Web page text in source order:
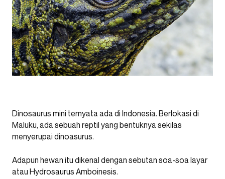
Dinosaurus mini ternyata ada di Indonesia. Berlokasi di
Maluku, ada sebuah reptil yang bentuknya sekilas
menyerupai dinoasurus.
Adapun hewan itu dikenal dengan sebutan soa-soa layar
atau Hydrosaurus Amboinesis.